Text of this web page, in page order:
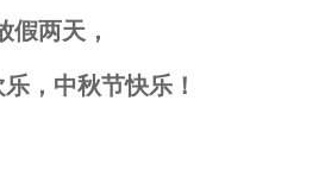
假两天，
，中秋节快乐！